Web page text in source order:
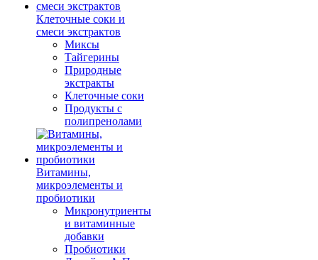
Клеточные соки и
смеси экстрактов
Миксы
Тайгерины
Природные
экстракты
Клеточные соки
Продукты с
полипренолами
Витамины,
микроэлементы и
пробиотики
Микронутриенты
и витаминные
добавки
Пробиотики